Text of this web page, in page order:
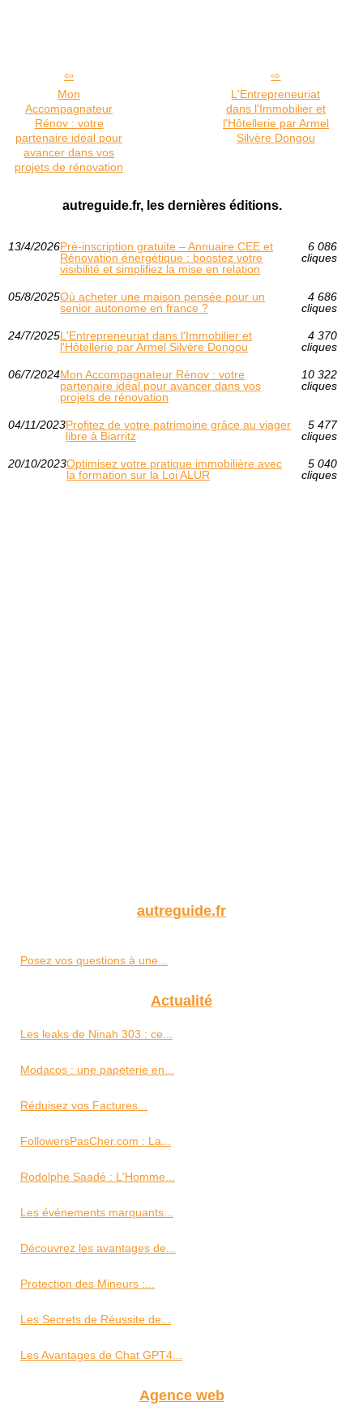
Mon
Accompagnateur
Rénov : votre
partenaire idéal pour
avancer dans vos
projets de rénovation
L'Entrepreneuriat
dans l'Immobilier et
l'Hôtellerie par Armel
Silvère Dongou
autreguide.fr, les dernières éditions.
13/4/2026Pré-inscription gratuite – Annuaire CEE et
Rénovation énergétique : boostez votre
visibilité et simplifiez la mise en relation
6 086
cliques
05/8/2025Où acheter une maison pensée pour un
senior autonome en france ?
4 686
cliques
24/7/2025L'Entrepreneuriat dans l'Immobilier et
l'Hôtellerie par Armel Silvère Dongou
4 370
cliques
06/7/2024Mon Accompagnateur Rénov : votre
partenaire idéal pour avancer dans vos
projets de rénovation
10 322
cliques
04/11/2023Profitez de votre patrimoine grâce au viager
libre à Biarritz
5 477
cliques
20/10/2023Optimisez votre pratique immobilière avec
la formation sur la Loi ALUR
5 040
cliques
autreguide.fr
Posez vos questions à une...
Actualité
Les leaks de Ninah 303 : ce...
Modacos : une papeterie en...
Réduisez vos Factures...
FollowersPasCher.com : La...
Rodolphe Saadé : L'Homme...
Les événements marquants...
Découvrez les avantages de...
Protection des Mineurs :...
Les Secrets de Réussite de...
Les Avantages de Chat GPT4...
Agence web